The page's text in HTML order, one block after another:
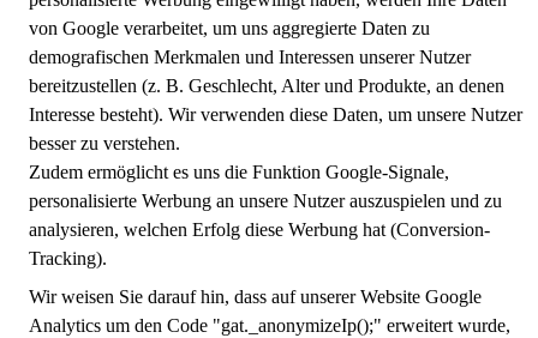
von Google verarbeitet, um uns aggregierte Daten zu
demografischen Merkmalen und Interessen unserer Nutzer
bereitzustellen (z. B. Geschlecht, Alter und Produkte, an denen
Interesse besteht). Wir verwenden diese Daten, um unsere Nutzer
besser zu verstehen.
Zudem ermöglicht es uns die Funktion Google-Signale,
personalisierte Werbung an unsere Nutzer auszuspielen und zu
analysieren, welchen Erfolg diese Werbung hat (Conversion-
Tracking).
Wir weisen Sie darauf hin, dass auf unserer Website Google
Analytics um den Code "gat._anonymizeIp();" erweitert wurde,